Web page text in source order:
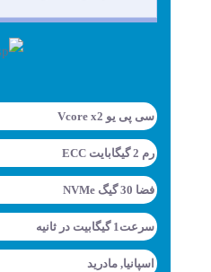
سی پی یو Vcore x2
رم 2 گیگابایت ECC
فضا 30 گیگ NVMe
سرعت1 گیگابیت در ثانیه
اسپانیا, مادرید